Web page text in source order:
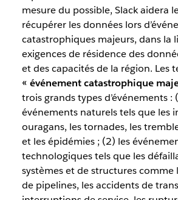
mesure du possible, Slack aidera
récupérer les données lors
catastrophiques majeurs, dans la
exigences de résidence des
et des capacités de la région. Les
« événement catastrophique
trois grands types d’événements :
événements naturels tels que les
ouragans, les tornades, les
et les épidémies ; (2) les
technologiques tels que les
systèmes et de structures comme
de pipelines, les accidents de